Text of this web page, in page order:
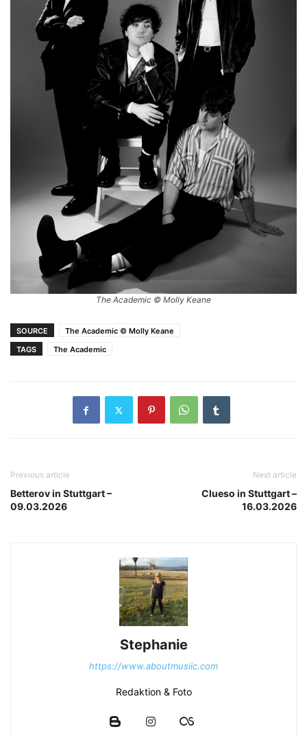
The Academic © Molly Keane
SOURCE
The Academic © Molly Keane
TAGS
The Academic
Previous article
Betterov in Stuttgart –
09.03.2026
Next article
Clueso in Stuttgart –
16.03.2026
Stephanie
https://www.aboutmusiic.com
Redaktion & Foto